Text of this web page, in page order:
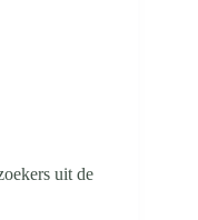
uit de